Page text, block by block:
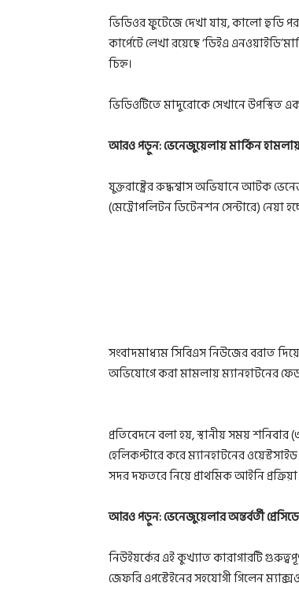
ভিডিওর ফুটেজে দেখা যায়, কালো হুডি
কার্পেটে লেখা রয়েছে ‘ডিইএ
চিহ্ন।
ভিডিওটিতে মাদুরোকে সেখানে উপস্থিত
আরও পড়ুন:ভেনেজুয়েলায় মার্কিন
যুক্তরাষ্ট্রের রুদ্ধশ্বাস অভিযানে আটক
(মেট্রোপলিটন ডিটেনশন সেন্টারে) নেয়া
সংবাদমাধ্যম সিবিএস নিউজের বরাত
অভিযোগে করা মামলায় ম্যানহাটনের
প্রতিবেদনে বলা হয়, স্থানীয় সময়
হেলিকপ্টারে করে ম্যানহাটনের
সদর দফতরে নিয়ে প্রাথমিক আইনি
আরও পড়ুন:ভেনেজুয়েলার অন্তর্বর্তী
নিউইয়র্কের এই কুখ্যাত কারাগারটি
জেফরি এপস্টেইনের সহযোগী গিলেন